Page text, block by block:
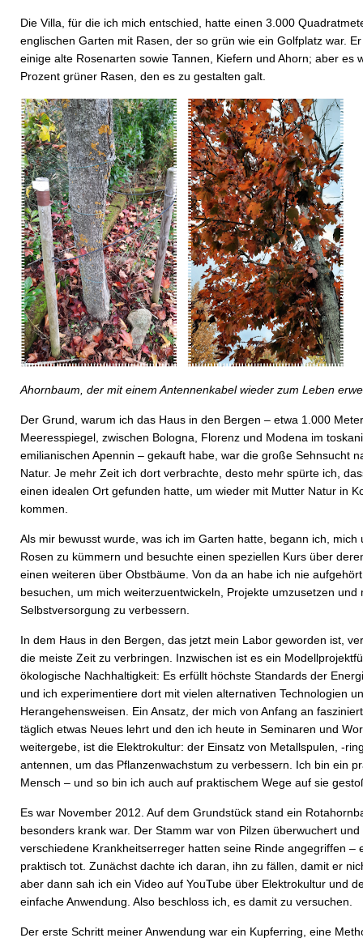
Die Villa, für die ich mich entschied, hatte einen 3.000
englischen Garten mit Rasen, der so grün wie ein Golfplatz war.
einige alte Rosenarten sowie Tannen, Kiefern und Ahorn; aber es
Prozent grüner Rasen, den es zu gestalten galt.
Ahornbaum, der mit einem Antennenkabel wieder zum Leben
Der Grund, warum ich das Haus in den Bergen – etwa 1.000
Meeresspiegel, zwischen Bologna, Florenz und Modena im
emilianischen Apennin – gekauft habe, war die große Sehnsucht
Natur. Je mehr Zeit ich dort verbrachte, desto mehr spürte ich,
einen idealen Ort gefunden hatte, um wieder mit Mutter Natur in
kommen.
Als mir bewusst wurde, was ich im Garten hatte, begann ich, mich
Rosen zu kümmern und besuchte einen speziellen Kurs über
einen weiteren über Obstbäume. Von da an habe ich nie
besuchen, um mich weiterzuentwickeln, Projekte umzusetzen und
Selbstversorgung zu verbessern.
In dem Haus in den Bergen, das jetzt mein Labor geworden ist,
die meiste Zeit zu verbringen. Inzwischen ist es ein
ökologische Nachhaltigkeit: Es erfüllt höchste Standards der
und ich experimentiere dort mit vielen alternativen Technologien
Herangehensweisen. Ein Ansatz, der mich von Anfang an
täglich etwas Neues lehrt und den ich heute in Seminaren und
weitergebe, ist die Elektrokultur: der Einsatz von Metallspulen, -
antennen, um das Pflanzenwachstum zu verbessern. Ich bin ein
Mensch – und so bin ich auch auf praktischem Wege auf sie
Es war November 2012. Auf dem Grundstück stand ein
besonders krank war. Der Stamm war von Pilzen überwuchert und
verschiedene Krankheitserreger hatten seine Rinde angegriffen –
praktisch tot. Zunächst dachte ich daran, ihn zu fällen, damit er
aber dann sah ich ein Video auf YouTube über Elektrokultur und
einfache Anwendung. Also beschloss ich, es damit zu versuchen.
Der erste Schritt meiner Anwendung war ein Kupferring, eine